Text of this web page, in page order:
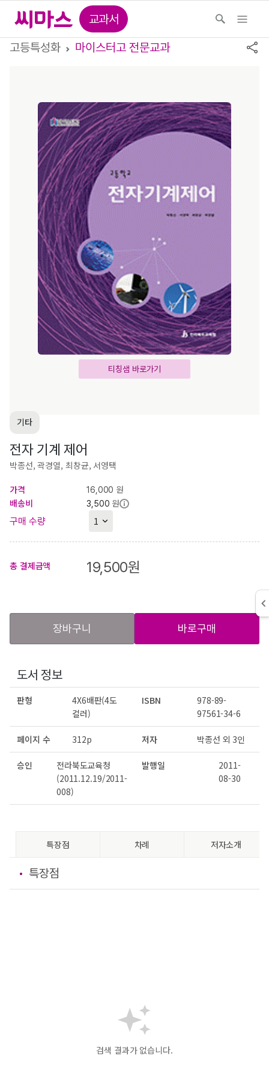
교과서
고등특성화
마이스터고 전문교과
티칭샘 바로가기
기타
전자 기계 제어
박종선, 곽경열, 최창균, 서영택
가격
16,000 원
배송비
3,500 원
구매 수량
총 결제금액 19,500원
장바구니 바로구매
도서 정보
판형
4X6배판(4도
컬러)
ISBN
978-89-
97561-34-6
페이지 수 312p 저자 박종선 외 3인
승인
전라북도교육청
(2011.12.19/2011-
008)
발행일
2011-
08-30
특장점 차례 저자소개
특장점
검색 결과가 없습니다.